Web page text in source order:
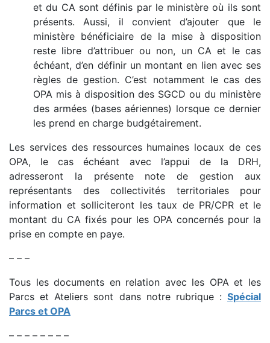
et du CA sont définis par le ministère où ils sont
présents. Aussi, il convient d’ajouter que le
ministère bénéficiaire de la mise à disposition
reste libre d’attribuer ou non, un CA et le cas
échéant, d’en définir un montant en lien avec ses
règles de gestion. C’est notamment le cas des
OPA mis à disposition des SGCD ou du ministère
des armées (bases aériennes) lorsque ce dernier
les prend en charge budgétairement.
Les services des ressources humaines locaux de ces
OPA, le cas échéant avec l’appui de la DRH,
adresseront la présente note de gestion aux
représentants des collectivités territoriales pour
information et solliciteront les taux de PR/CPR et le
montant du CA fixés pour les OPA concernés pour la
prise en compte en paye.
– – –
Tous les documents en relation avec les OPA et les
Parcs et Ateliers sont dans notre rubrique : Spécial
Parcs et OPA
– – – – – – – –